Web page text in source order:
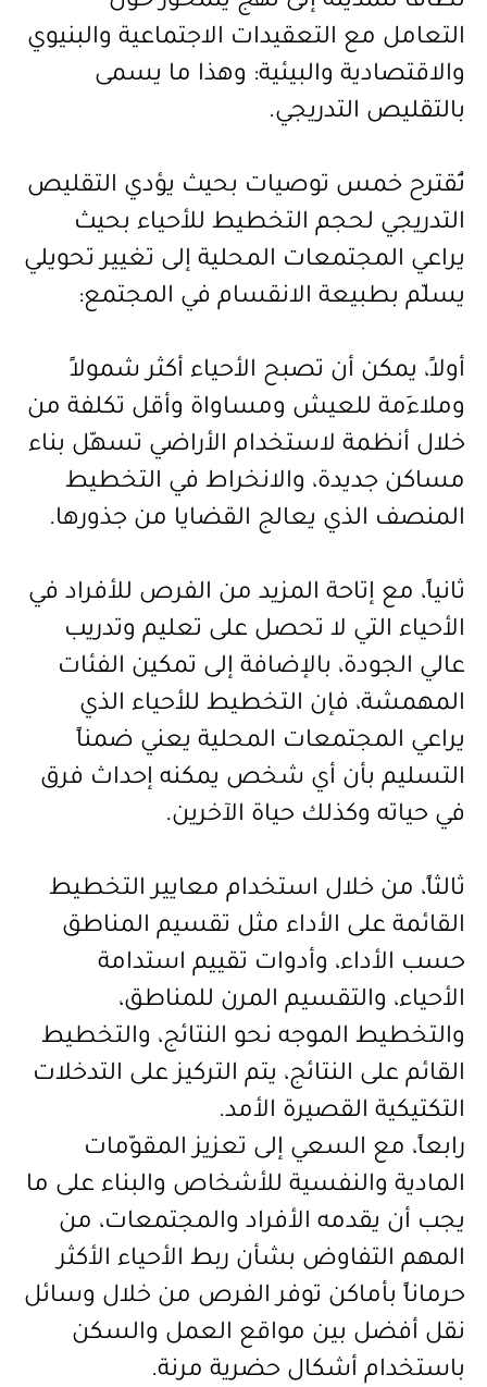
التعامل مع التعقيدات الاجتماعية والبنيوي
والاقتصادية والبيئية: وهذا ما يسمى
بالتقليص التدريجي.
تُقترح خمس توصيات بحيث يؤدي التقليص
التدريجي لحجم التخطيط للأحياء بحيث
يراعي المجتمعات المحلية إلى تغيير تحويلي
يسلّم بطبيعة الانقسام في المجتمع:
أولاً، يمكن أن تصبح الأحياء أكثر شمولاً
وملاءَمة للعيش ومساواة وأقل تكلفة من
خلال أنظمة لاستخدام الأراضي تسهّل بناء
مساكن جديدة، والانخراط في التخطيط
المنصف الذي يعالج القضايا من جذورها.
ثانياً، مع إتاحة المزيد من الفرص للأفراد في
الأحياء التي لا تحصل على تعليم وتدريب
عالي الجودة، بالإضافة إلى تمكين الفئات
المهمشة، فإن التخطيط للأحياء الذي
يراعي المجتمعات المحلية يعني ضمناً
التسليم بأن أي شخص يمكنه إحداث فرق
في حياته وكذلك حياة الآخرين.
ثالثاً، من خلال استخدام معايير التخطيط
القائمة على الأداء مثل تقسيم المناطق
حسب الأداء، وأدوات تقييم استدامة
الأحياء، والتقسيم المرن للمناطق،
والتخطيط الموجه نحو النتائج، والتخطيط
القائم على النتائج، يتم التركيز على التدخلات
التكتيكية القصيرة الأمد.
رابعاً، مع السعي إلى تعزيز المقوّمات
المادية والنفسية للأشخاص والبناء على ما
يجب أن يقدمه الأفراد والمجتمعات، من
المهم التفاوض بشأن ربط الأحياء الأكثر
حرماناً بأماكن توفر الفرص من خلال وسائل
نقل أفضل بين مواقع العمل والسكن
باستخدام أشكال حضرية مرنة.